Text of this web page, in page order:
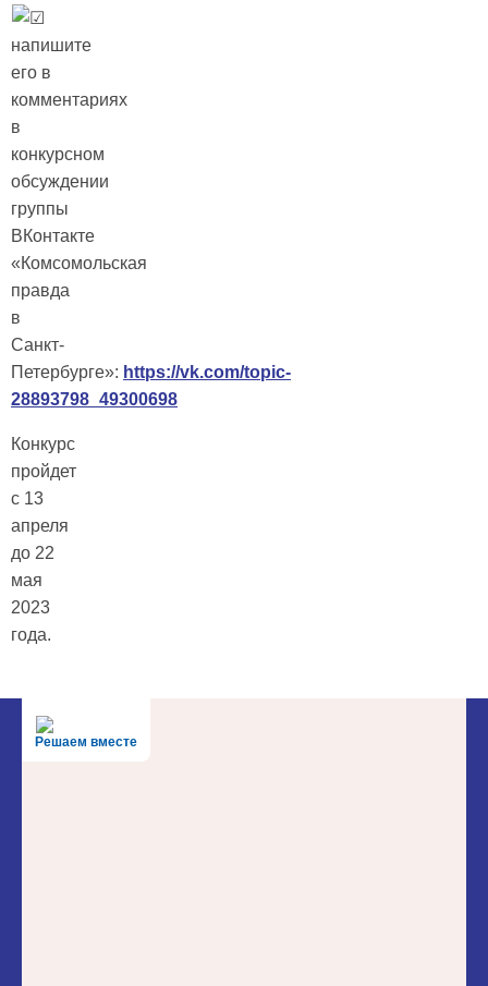
напишите
его в
комментариях
в
конкурсном
обсуждении
группы
ВКонтакте
«Комсомольская
правда
в
Санкт-
Петербурге»: https://vk.com/topic-
28893798_49300698
Конкурс
пройдет
с 13
апреля
до 22
мая
2023
года.
Решаем вместе